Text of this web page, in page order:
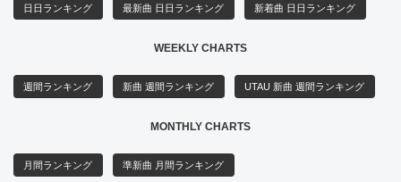
日日ランキング 最新曲 日日ランキング 新着曲 日日ランキング
WEEKLY CHARTS
週間ランキング 新曲 週間ランキング UTAU 新曲 週間ランキング
MONTHLY CHARTS
月間ランキング 準新曲 月間ランキング